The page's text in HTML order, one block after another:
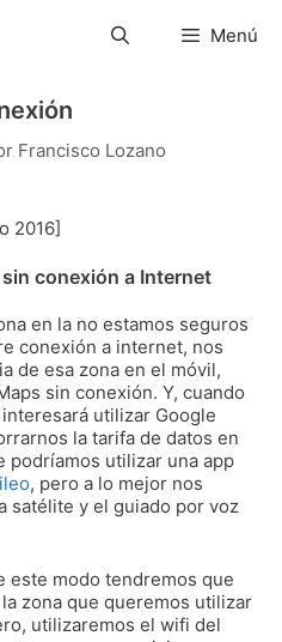
Menú
Francisco Lozano
2016]
conexión a Internet
en la no estamos seguros
conexión a internet, nos
de esa zona en el móvil,
sin conexión. Y, cuando
utilizar Google
la tarifa de datos en
podríamos utilizar una app
, pero a lo mejor nos
satélite y el guiado por voz
este modo tendremos que
zona que queremos utilizar
utilizaremos el wifi del